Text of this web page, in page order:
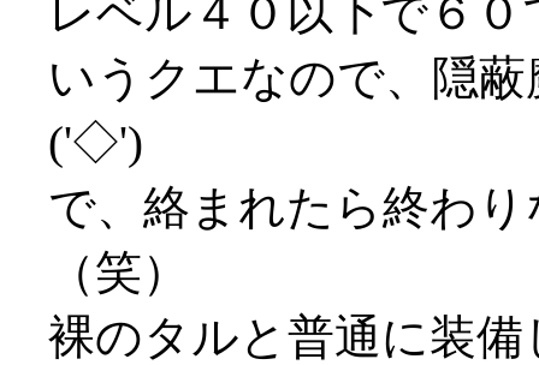
レベル４０以下で６
いうクエなので、隠
('◇')ゞ
で、絡まれたら終わ
（笑）
裸のタルと普通に装